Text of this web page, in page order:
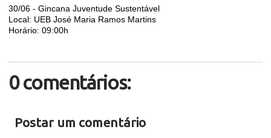
30/06 - Gincana Juventude Sustentável
Local: UEB José Maria Ramos Martins
Horário: 09:00h
0 comentários:
Postar um comentário